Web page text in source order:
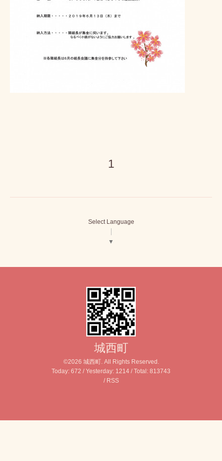
1
Select Language
▼
城西町
©2026 城西町. All Rights Reserved.
Today: 672 / Yesterday: 1214 / Total: 813743
/ RSS